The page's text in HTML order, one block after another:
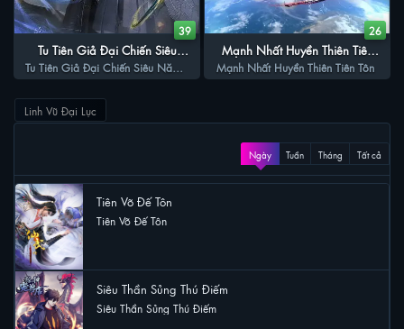
39
Tu Tiên Giả Đại Chiến Siêu
Năng Lự
Tu Tiên Giả Đại Chiến Siêu Năng
Lự
26
Mạnh Nhất Huyền Thiên Tiên
Tôn
Mạnh Nhất Huyền Thiên Tiên Tôn
Linh Vũ Đại Lục
Ngày Tuần Tháng Tất cả
Tiên Võ Đế Tôn
Tiên Võ Đế Tôn
Siêu Thần Sủng Thú Điếm
Siêu Thần Sủng Thú Điếm